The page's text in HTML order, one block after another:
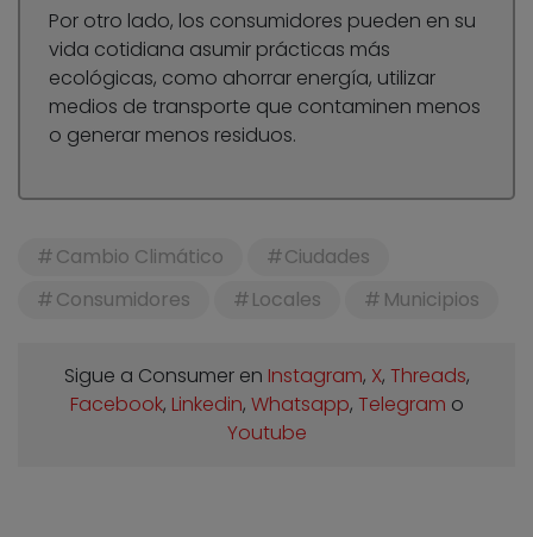
Por otro lado, los consumidores pueden en su
vida cotidiana asumir prácticas más
ecológicas, como ahorrar energía, utilizar
medios de transporte que contaminen menos
o generar menos residuos.
Cambio Climático
Ciudades
Consumidores
Locales Municipios
Sigue a Consumer en Instagram, X, Threads,
Facebook, Linkedin, Whatsapp, Telegram o
Youtube